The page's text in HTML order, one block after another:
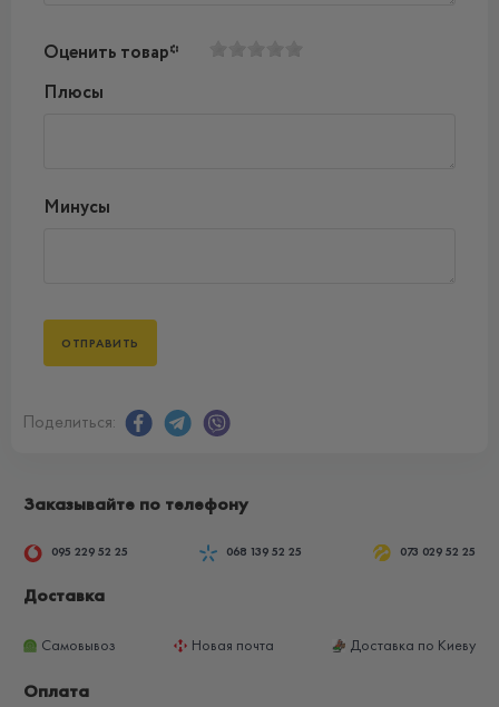
Оценить товар*
Плюсы
Минусы
Поделиться:
Заказывайте по телефону
095 229 52 25 068 139 52 25 073 029 52 25
Доставка
Самовывоз Новая почта Доставка по Киеву
Оплата